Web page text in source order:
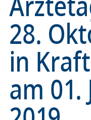
28.
in
am 01.